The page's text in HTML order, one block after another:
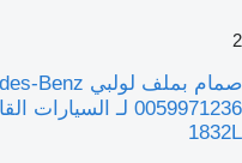
2
1832L